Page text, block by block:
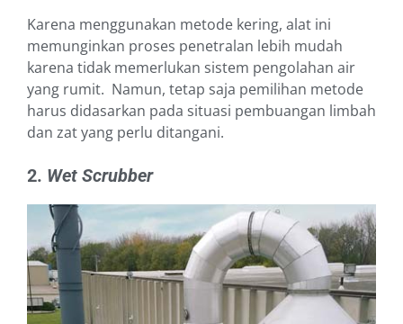
Karena menggunakan metode kering, alat ini
memunginkan proses penetralan lebih mudah
karena tidak memerlukan sistem pengolahan air
yang rumit. Namun, tetap saja pemilihan metode
harus didasarkan pada situasi pembuangan limbah
dan zat yang perlu ditangani.
2. Wet Scrubber